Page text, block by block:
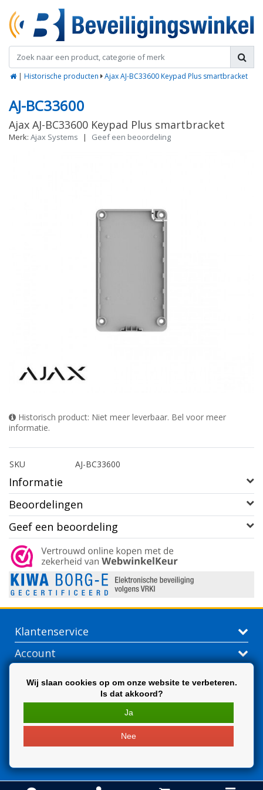
| Historische producten Ajax AJ-BC33600 Keypad Plus smartbracket
AJ-BC33600
Ajax AJ-BC33600 Keypad Plus smartbracket
Merk: Ajax Systems | Geef een beoordeling
Historisch product: Niet meer leverbaar. Bel voor meer
informatie.
SKU AJ-BC33600
Informatie
Beoordelingen
Geef een beoordeling
Klantenservice
Account
Wij slaan cookies op om onze website te verbeteren.
Is dat akkoord?
Ja
Nee